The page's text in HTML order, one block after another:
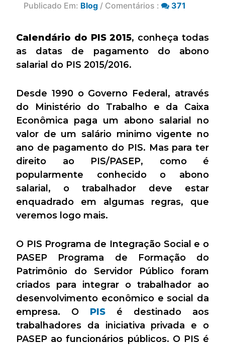
Publicado Em: Blog / Comentários : 371
Calendário do PIS 2015, conheça todas
as datas de pagamento do abono
salarial do PIS 2015/2016.
Desde 1990 o Governo Federal, através
do Ministério do Trabalho e da Caixa
Econômica paga um abono salarial no
valor de um salário minimo vigente no
ano de pagamento do PIS. Mas para ter
direito ao PIS/PASEP, como é
popularmente conhecido o abono
salarial, o trabalhador deve estar
enquadrado em algumas regras, que
veremos logo mais.
O PIS Programa de Integração Social e o
PASEP Programa de Formação do
Patrimônio do Servidor Público foram
criados para integrar o trabalhador ao
desenvolvimento econômico e social da
empresa. O PIS é destinado aos
trabalhadores da iniciativa privada e o
PASEP ao funcionários públicos. O PIS é